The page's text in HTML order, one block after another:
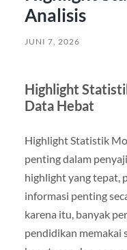
Analisis
JUNI 7, 2026
Highlight
Data Hebat
Highlight Statistik
penting dalam
highlight yang tepat,
informasi penting
karena itu, banyak
pendidikan